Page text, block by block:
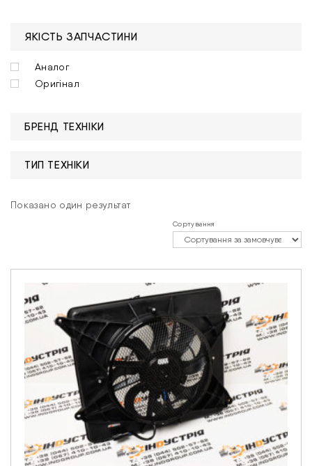
ЯКІСТЬ ЗАПЧАСТИНИ
Аналог
Оригінал
БРЕНД ТЕХНІКИ
ТИП ТЕХНІКИ
Показано один результат
Сортування
Зв'язатися з нами
Відділ продажу запасних частин